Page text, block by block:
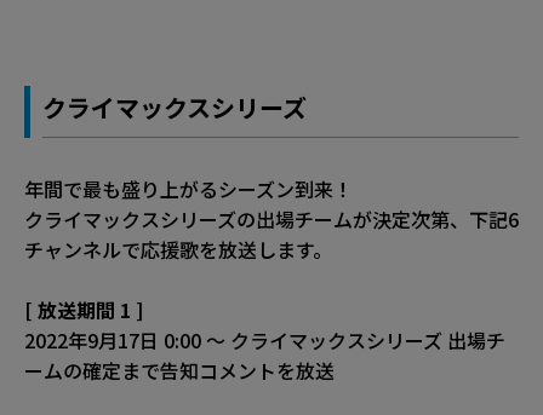
クライマックスシリーズ
年間で最も盛り上がるシーズン到来！
クライマックスシリーズの出場チームが決定次第、下記6
チャンネルで応援歌を放送します。
[ 放送期間 1 ]
2022年9月17日 0:00 ～ クライマックスシリーズ 出場チ
ームの確定まで告知コメントを放送